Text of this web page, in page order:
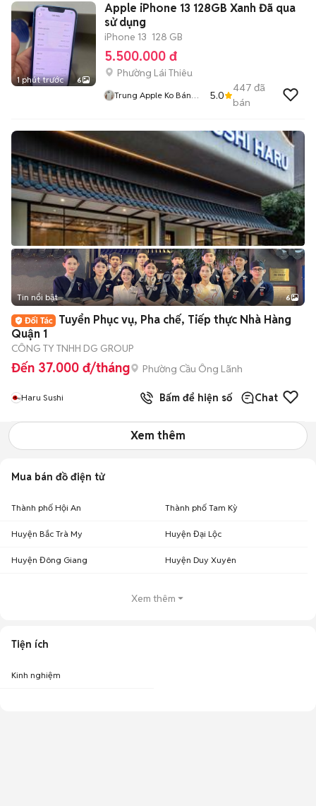
1 phút trước 6
Apple iPhone 13 128GB Xanh Đã qua
sử dụng
iPhone 13 128 GB
5.500.000 đ
Phường Lái Thiêu
Trung Apple Ko Bán
5.0
447 đã
bán
+2
Tin nổi bật 6
Tuyển Phục vụ, Pha chế, Tiếp thực Nhà Hàng
Quận 1
CÔNG TY TNHH DG GROUP
Đến 37.000 đ/tháng Phường Cầu Ông Lãnh
Haru Sushi Bấm để hiện số Chat
Xem thêm
Mua bán đồ điện tử
Thành phố Hội An Thành phố Tam Kỳ
Huyện Bắc Trà My Huyện Đại Lộc
Huyện Đông Giang Huyện Duy Xuyên
Xem thêm
Tiện ích
Kinh nghiệm